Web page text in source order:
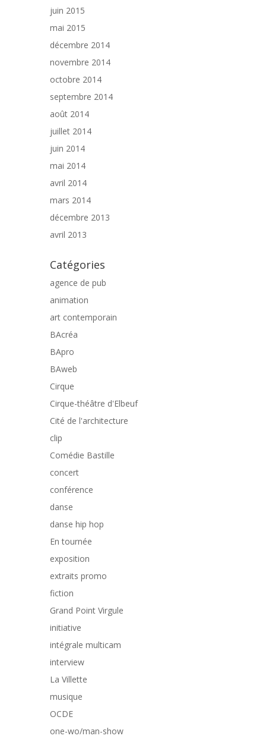
juin 2015
mai 2015
décembre 2014
novembre 2014
octobre 2014
septembre 2014
août 2014
juillet 2014
juin 2014
mai 2014
avril 2014
mars 2014
décembre 2013
avril 2013
Catégories
agence de pub
animation
art contemporain
BAcréa
BApro
BAweb
Cirque
Cirque-théâtre d'Elbeuf
Cité de l'architecture
clip
Comédie Bastille
concert
conférence
danse
danse hip hop
En tournée
exposition
extraits promo
fiction
Grand Point Virgule
initiative
intégrale multicam
interview
La Villette
musique
OCDE
one-wo/man-show